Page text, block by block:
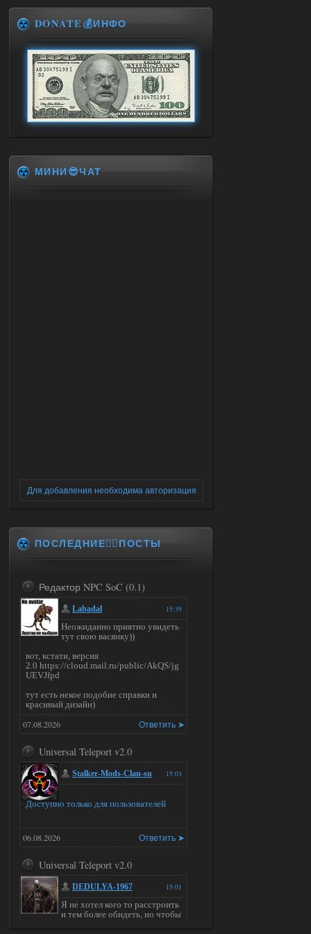
DONATE💰ИНФО
МИНИ😎ЧАТ
Для добавления необходима авторизация
ПОСЛЕДНИЕ✍🏻ПОСТЫ
Редактор NPC SoC (0.1)
15:39
Labadal
Неожиданно приятно увидеть
тут свою васянку))
вот, кстати, версия
2.0 https://cloud.mail.ru/public/AkQS/jg
UEVJfpd
тут есть некое подобие справки и
красивый дизайн)
Ответить ➤
07.08.2026
Universal Teleport v2.0
15:03
Stalker-Mods-Clan-su
Доступно только для пользователей
Ответить ➤
06.08.2026
Universal Teleport v2.0
15:01
DEDULYA-1967
Я не хотел кого то расстроить
и тем более обидеть, но чтобы